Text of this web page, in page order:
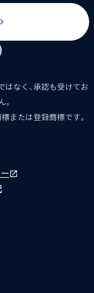
なく、承認も受けてお
または登録商標です。